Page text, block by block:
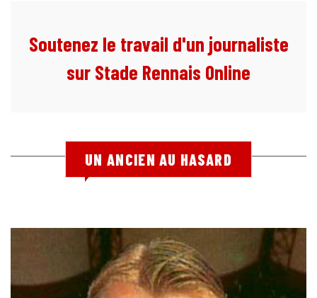
Soutenez le travail d'un journaliste
sur Stade Rennais Online
UN ANCIEN AU HASARD